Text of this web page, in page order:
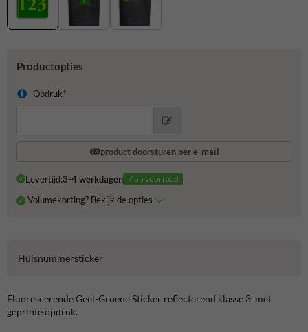
Productopties
Opdruk*
product doorsturen per e-mail
Levertijd:3-4 werkdagen ✓op voorraad
Volumekorting? Bekijk de opties
Huisnummersticker
Fluorescerende Geel-Groene Sticker reflecterend klasse 3 met
geprinte opdruk.